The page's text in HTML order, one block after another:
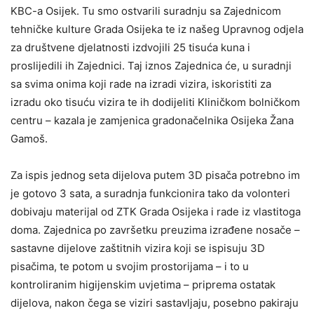
KBC-a Osijek. Tu smo ostvarili suradnju sa Zajednicom
tehničke kulture Grada Osijeka te iz našeg Upravnog odjela
za društvene djelatnosti izdvojili 25 tisuća kuna i
proslijedili ih Zajednici. Taj iznos Zajednica će, u suradnji
sa svima onima koji rade na izradi vizira, iskoristiti za
izradu oko tisuću vizira te ih dodijeliti Kliničkom bolničkom
centru – kazala je zamjenica gradonačelnika Osijeka Žana
Gamoš.
Za ispis jednog seta dijelova putem 3D pisača potrebno im
je gotovo 3 sata, a suradnja funkcionira tako da volonteri
dobivaju materijal od ZTK Grada Osijeka i rade iz vlastitoga
doma. Zajednica po završetku preuzima izrađene nosače –
sastavne dijelove zaštitnih vizira koji se ispisuju 3D
pisačima, te potom u svojim prostorijama – i to u
kontroliranim higijenskim uvjetima – priprema ostatak
dijelova, nakon čega se viziri sastavljaju, posebno pakiraju